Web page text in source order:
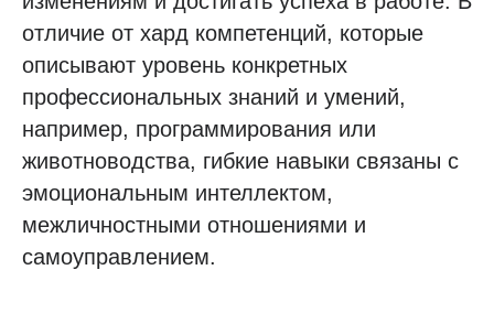
отличие от хард компетенций, которые
описывают уровень конкретных
профессиональных знаний и умений,
например, программирования или
животноводства, гибкие навыки связаны с
эмоциональным интеллектом,
межличностными отношениями и
самоуправлением.